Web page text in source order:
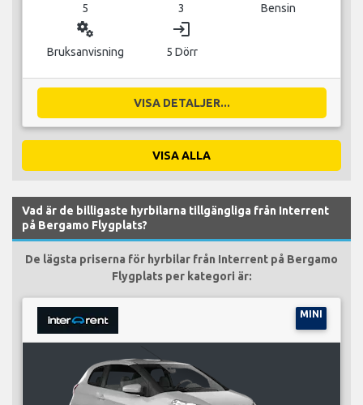
5 3 Bensin
miscellaneous_services
Bruksanvisning
login
5 Dörr
VISA DETALJER...
VISA ALLA
Vad är de billigaste hyrbilarna tillgängliga från Interrent
på Bergamo Flygplats?
De lägsta priserna för hyrbilar från Interrent på Bergamo
Flygplats per kategori är:
MINI